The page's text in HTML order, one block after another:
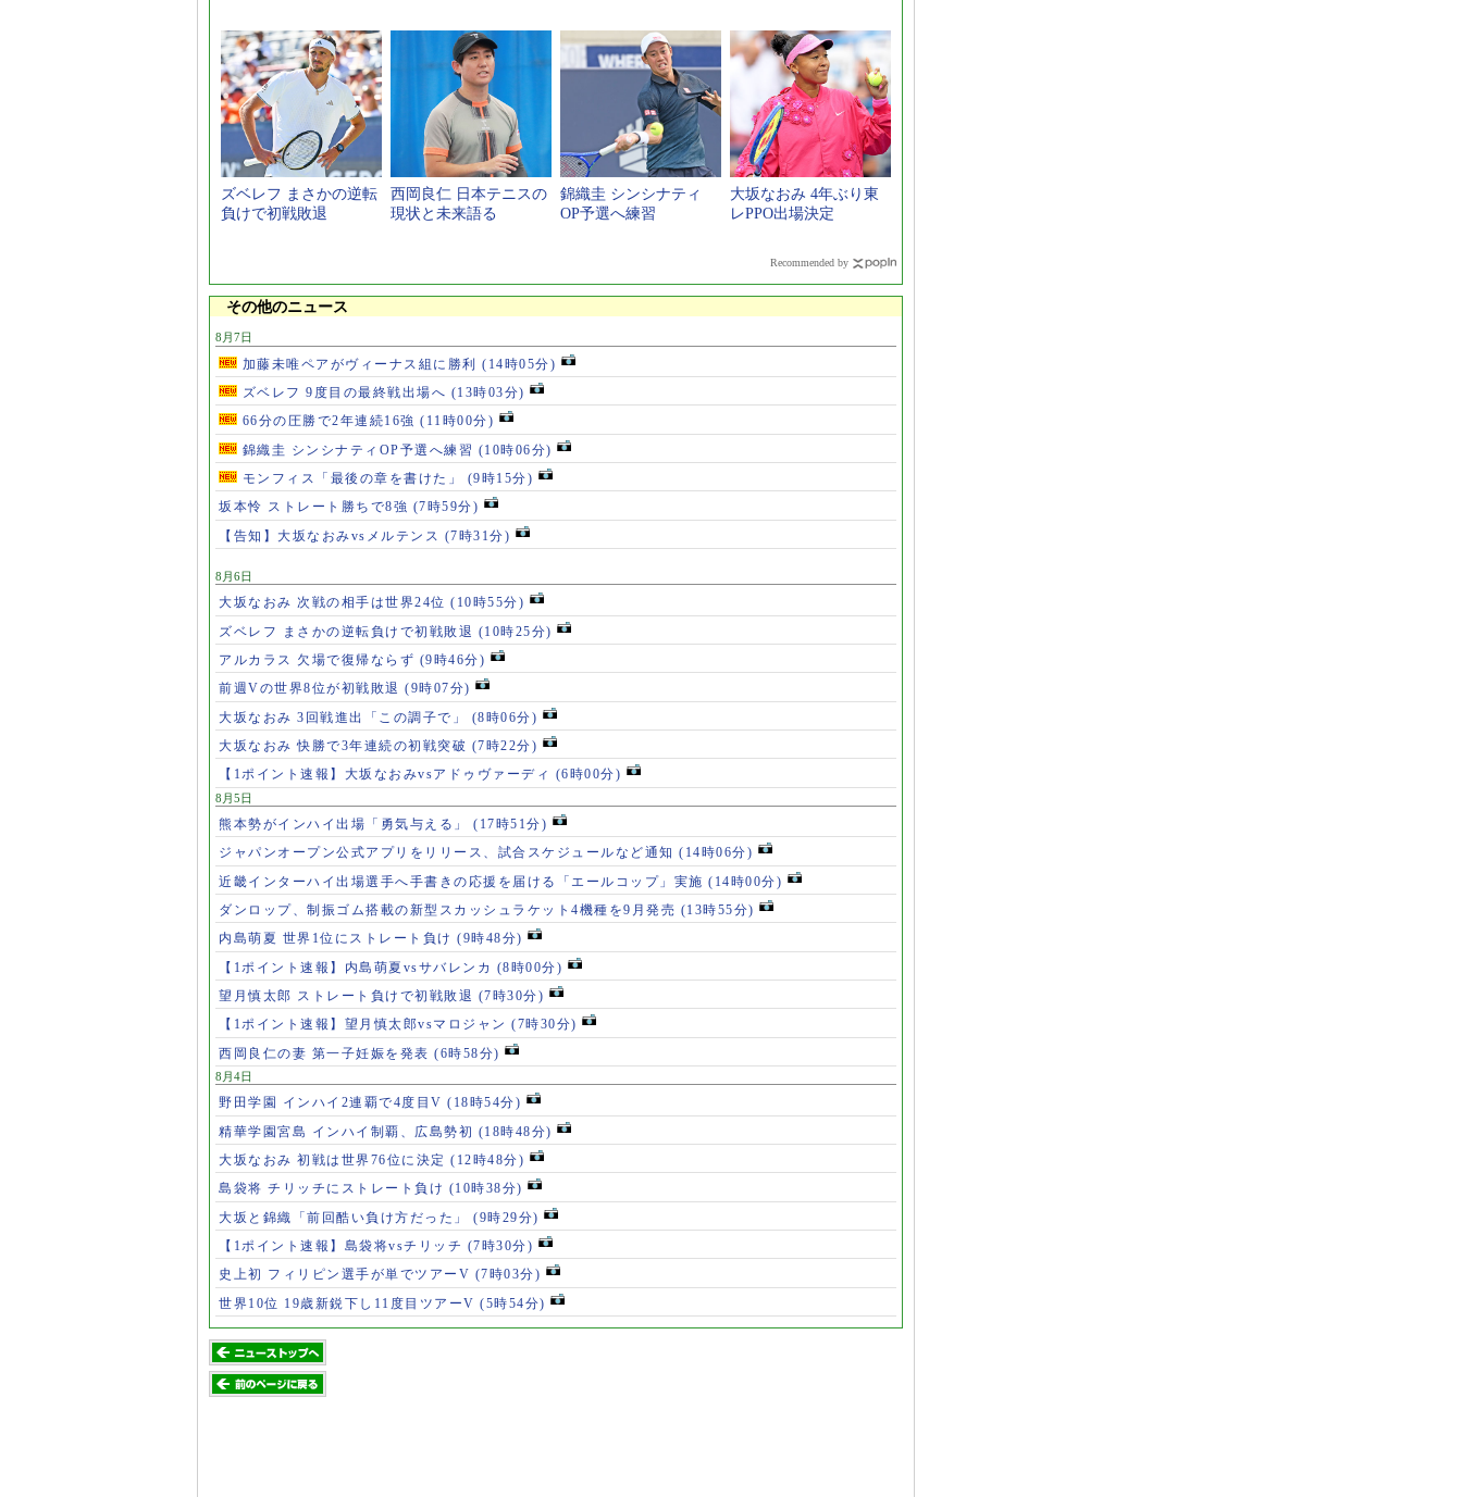
ズベレフ まさかの逆転
負けで初戦敗退
西岡良仁 日本テニスの
現状と未来語る
錦織圭 シンシナティ
OP予選へ練習
大坂なおみ 4年ぶり東
レPPO出場決定
Recommended by
その他のニュース
8月7日
加藤未唯ペアがヴィーナス組に勝利 (14時05分)
ズベレフ 9度目の最終戦出場へ (13時03分)
66分の圧勝で2年連続16強 (11時00分)
錦織圭 シンシナティOP予選へ練習 (10時06分)
モンフィス「最後の章を書けた」 (9時15分)
坂本怜 ストレート勝ちで8強 (7時59分)
【告知】大坂なおみvsメルテンス (7時31分)
8月6日
大坂なおみ 次戦の相手は世界24位 (10時55分)
ズベレフ まさかの逆転負けで初戦敗退 (10時25分)
アルカラス 欠場で復帰ならず (9時46分)
前週Vの世界8位が初戦敗退 (9時07分)
大坂なおみ 3回戦進出「この調子で」 (8時06分)
大坂なおみ 快勝で3年連続の初戦突破 (7時22分)
【1ポイント速報】大坂なおみvsアドゥヴァーディ (6時00分)
8月5日
熊本勢がインハイ出場「勇気与える」 (17時51分)
ジャパンオープン公式アプリをリリース、試合スケジュールなど通知 (14時06分)
近畿インターハイ出場選手へ手書きの応援を届ける「エールコップ」実施 (14時00分)
ダンロップ、制振ゴム搭載の新型スカッシュラケット4機種を9月発売 (13時55分)
内島萌夏 世界1位にストレート負け (9時48分)
【1ポイント速報】内島萌夏vsサバレンカ (8時00分)
望月慎太郎 ストレート負けで初戦敗退 (7時30分)
【1ポイント速報】望月慎太郎vsマロジャン (7時30分)
西岡良仁の妻 第一子妊娠を発表 (6時58分)
8月4日
野田学園 インハイ2連覇で4度目V (18時54分)
精華学園宮島 インハイ制覇、広島勢初 (18時48分)
大坂なおみ 初戦は世界76位に決定 (12時48分)
島袋将 チリッチにストレート負け (10時38分)
大坂と錦織「前回酷い負け方だった」 (9時29分)
【1ポイント速報】島袋将vsチリッチ (7時30分)
史上初 フィリピン選手が単でツアーV (7時03分)
世界10位 19歳新鋭下し11度目ツアーV (5時54分)